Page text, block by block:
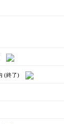
(終了)